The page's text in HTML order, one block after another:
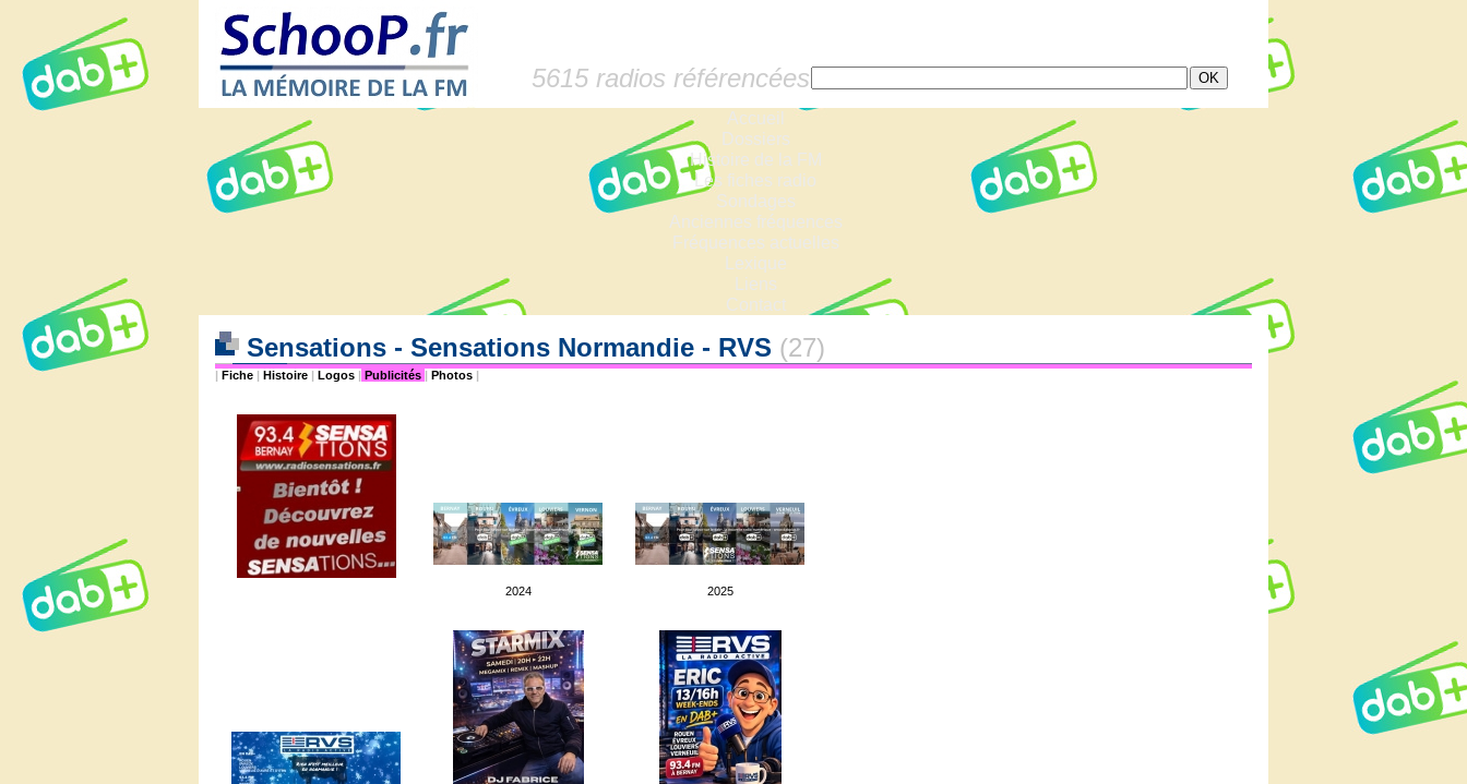
5615 radios référencées
Accueil
Dossiers
Histoire de la FM
Les fiches radio
Sondages
Anciennes fréquences
Fréquences actuelles
Lexique
Liens
Contact
Sensations - Sensations Normandie - RVS (27)
| Fiche | Histoire | Logos | Publicités | Photos |
2024 2025